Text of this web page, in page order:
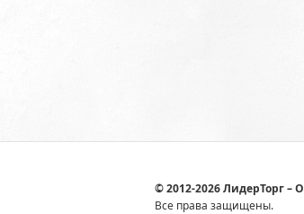
© 2012-2026 ЛидерТорг –
Все права защищены.